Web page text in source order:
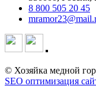
8 800 505 20 45
© Хозяйка медной
SEO оптимизация